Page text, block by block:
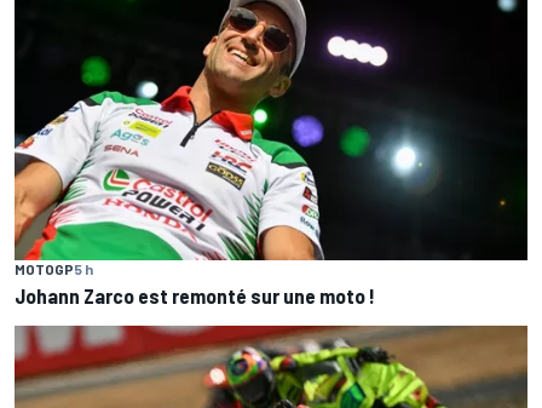
MOTOGP5 h
Johann Zarco est remonté sur une moto !